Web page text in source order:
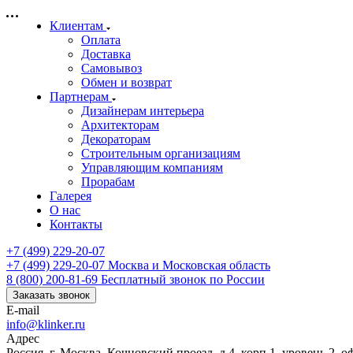
Клиентам
Оплата
Доставка
Самовывоз
Обмен и возврат
Партнерам
Дизайнерам интерьера
Архитекторам
Декораторам
Строительным организациям
Управляющим компаниям
Прорабам
Галерея
О нас
Контакты
+7 (499) 229-20-07
+7 (499) 229-20-07 Москва и Московская область
8 (800) 200-81-69 Бесплатный звонок по России
Заказать звонок
E-mail
info@klinker.ru
Адрес